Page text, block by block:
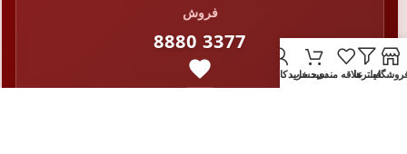
فروش
8880 3377
فیلترهاعلاقه مندیسبد خرید
حساب کاربری من